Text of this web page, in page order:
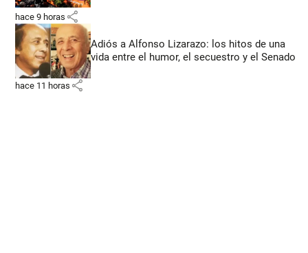
hace 9 horas share
Adiós a Alfonso Lizarazo: los hitos de una
vida entre el humor, el secuestro y el Senado
hace 11 horas share